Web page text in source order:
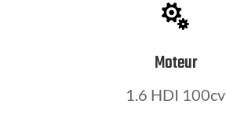

Moteur
1.6 HDI 100cv